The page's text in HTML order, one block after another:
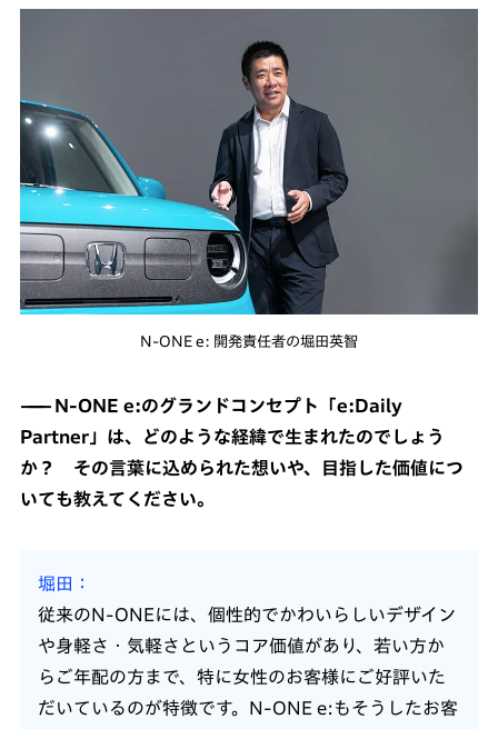
N-ONE e: 開発責任者の堀田英智
N-ONE e:のグランドコンセプト「e:Daily
Partner」は、どのような経緯で生まれたのでしょう
か？ その言葉に込められた想いや、目指した価値につ
いても教えてください。
堀田
従来のN-ONEには、個性的でかわいらしいデザイン
や身軽さ・気軽さというコア価値があり、若い方か
らご年配の方まで、特に女性のお客様にご好評いた
だいているのが特徴です。N-ONE e:もそうしたお客